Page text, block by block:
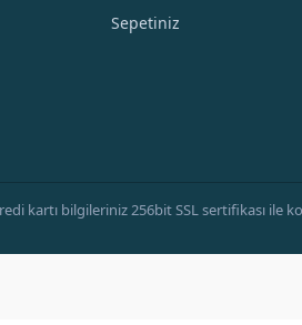
Sepetiniz
kartı bilgileriniz 256bit SSL sertifikası ile